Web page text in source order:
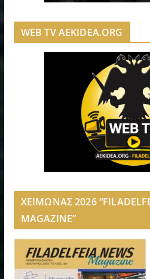
WEB TV AEKIDEA.ORG
ΧΕΙΜΩΝΑΣ 2026
MAGAZINE”